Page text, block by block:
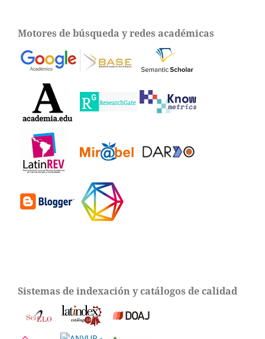
Motores de búsqueda y redes académicas
Sistemas de indexación y catálogos de calidad